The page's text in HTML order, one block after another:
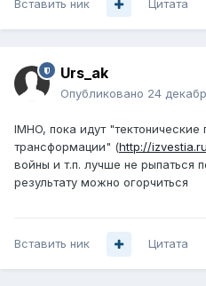
Вставить ник Цитата
Urs_ak
Опубликовано 24
IMHO, пока идут
трансформации" (http://
войны и т.п. лучше не рыпаться
результату можно огорчиться
Вставить ник Цитата